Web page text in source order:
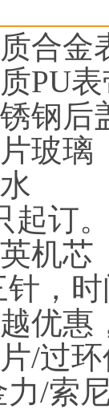
质合
质PU
锈钢后
片玻璃
起订
机芯
针，
越优
片/过
力/索